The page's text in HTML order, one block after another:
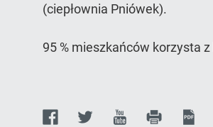
(ciepłownia Pniówek).
95 % mieszkańców korzysta
dFacebook
qTwitter
o Youtube
cPrint
l